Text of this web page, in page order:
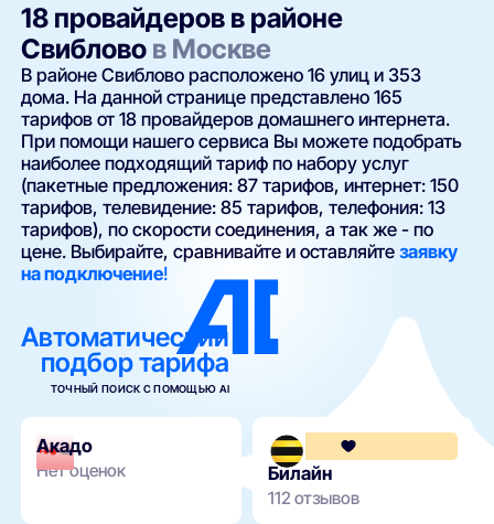
18 провайдеров в районе
Свиблово в Москве
В районе Свиблово расположено 16 улиц и 353
дома. На данной странице представлено 165
тарифов от 18 провайдеров домашнего интернета.
При помощи нашего сервиса Вы можете подобрать
наиболее подходящий тариф по набору услуг
(пакетные предложения: 87 тарифов, интернет: 150
тарифов, телевидение: 85 тарифов, телефония: 13
тарифов), по скорости соединения, а так же - по
цене. Выбирайте, сравнивайте и оставляйтезаявку
на подключение!
Автоматический
подбор тарифа
ТОЧНЫЙ ПОИСК С ПОМОЩЬЮ AI
Акадо
Нет оценок Билайн
112 отзывов